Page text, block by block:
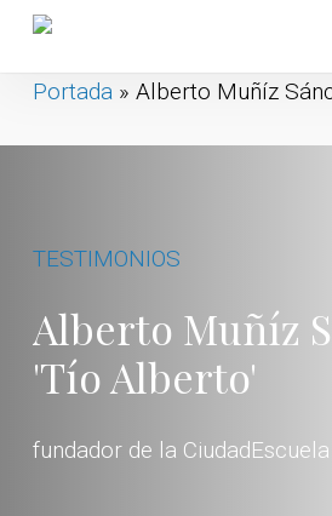
Skip
main
content
Portada» Alberto Muñíz
TESTIMONIOS
Alberto Muñíz
'Tío Alberto'
fundador de la CiudadEscuela